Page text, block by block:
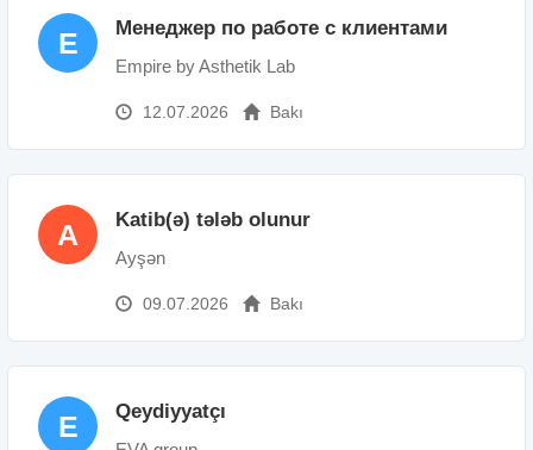
E Менеджер по работе с клиентами
Empire by Asthetik Lab
12.07.2026 Bakı
A Katib(ə) tələb olunur
Ayşən
09.07.2026 Bakı
E Qeydiyyatçı